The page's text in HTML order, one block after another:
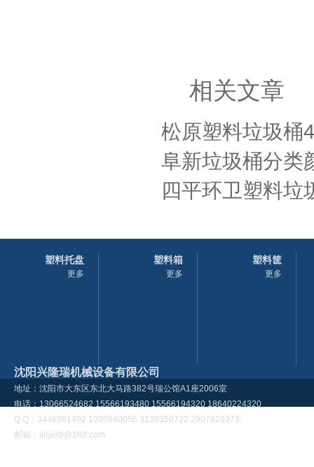
相关文章
松原塑料垃圾桶
阜新垃圾桶分类
四平环卫塑料垃
塑料托盘
更多
塑料箱
更多
塑料筐
更多
沈阳兴隆瑞机械设备有限公司
地址：沈阳市大东区东北大马路382号瑞公馆A1座2006室
电话：13066524682 15566193480 15566194320 18640224320
Q Q：3446361492 1035840056 3139358722 2907829373
邮箱：xlrjxsb@163.com